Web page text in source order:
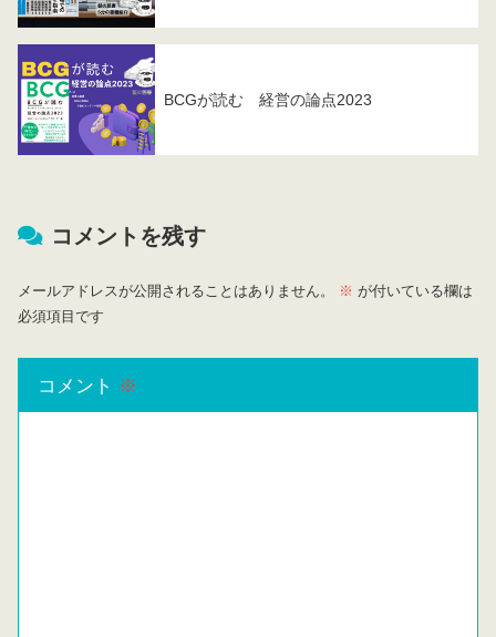
BCGが読む 経営の論点2023
コメントを残す
メールアドレスが公開されることはありません。 ※ が付いている欄は
必須項目です
コメント ※